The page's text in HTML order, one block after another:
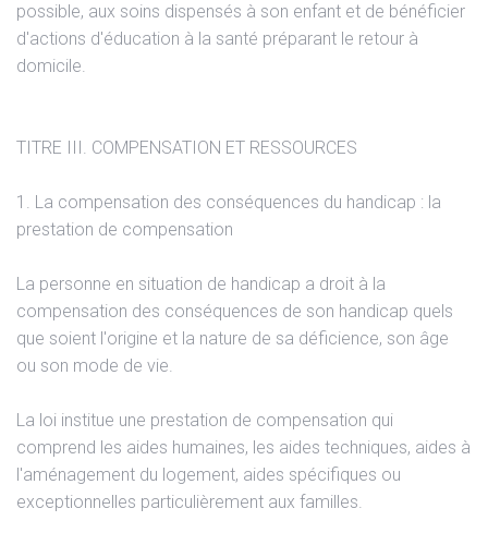
possible, aux soins dispensés à son enfant et de bénéficier
d'actions d'éducation à la santé préparant le retour à
domicile.
TITRE III. COMPENSATION ET RESSOURCES
1. La compensation des conséquences du handicap : la
prestation de compensation
La personne en situation de handicap a droit à la
compensation des conséquences de son handicap quels
que soient l'origine et la nature de sa déficience, son âge
ou son mode de vie.
La loi institue une prestation de compensation qui
comprend les aides humaines, les aides techniques, aides à
l'aménagement du logement, aides spécifiques ou
exceptionnelles particulièrement aux familles.